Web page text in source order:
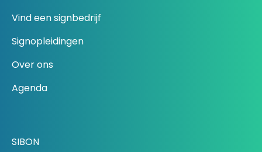
Vind een signbedrijf
Signopleidingen
Over ons
Agenda
SIBON